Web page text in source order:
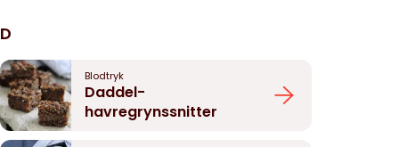
D
Blodtryk
Daddel-
havregrynssnitter